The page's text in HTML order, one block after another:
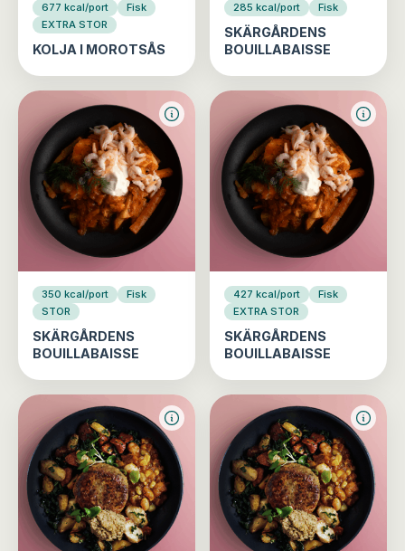
677 kcal/port
Fisk
EXTRA STOR
KOLJA I MOROTSÅS
285 kcal/port Fisk
SKÄRGÅRDENS
BOUILLABAISSE
350 kcal/port
Fisk
STOR
SKÄRGÅRDENS
BOUILLABAISSE
427 kcal/port
Fisk
EXTRA STOR
SKÄRGÅRDENS
BOUILLABAISSE